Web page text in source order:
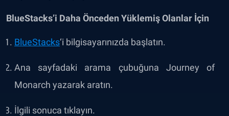
BlueStacks’i Daha Önceden Yüklemiş Olanlar İçin
BlueStacks‘i bilgisayarınızda başlatın.
Ana sayfadaki arama çubuğuna Journey of
Monarch yazarak aratın.
İlgili sonuca tıklayın.